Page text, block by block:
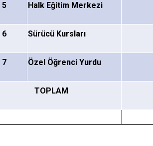
5 Halk Eğitim Merkezi
6 Sürücü Kursları
7 Özel Öğrenci Yurdu
TOPLAM